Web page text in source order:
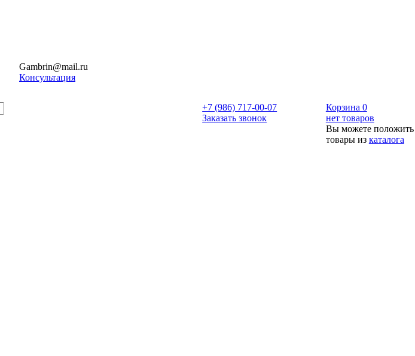
Gambrin@mail.ru
Консультация
+7 (986) 717-00-07
Заказать звонок
Корзина 0
нет товаров
Вы можете положить
товары из каталога